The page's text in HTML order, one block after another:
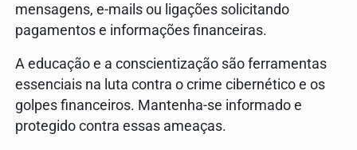
mensagens, e-mails ou ligações solicitando
pagamentos e informações financeiras.
A educação e a conscientização são ferramentas
essenciais na luta contra o crime cibernético e os
golpes financeiros. Mantenha-se informado e
protegido contra essas ameaças.